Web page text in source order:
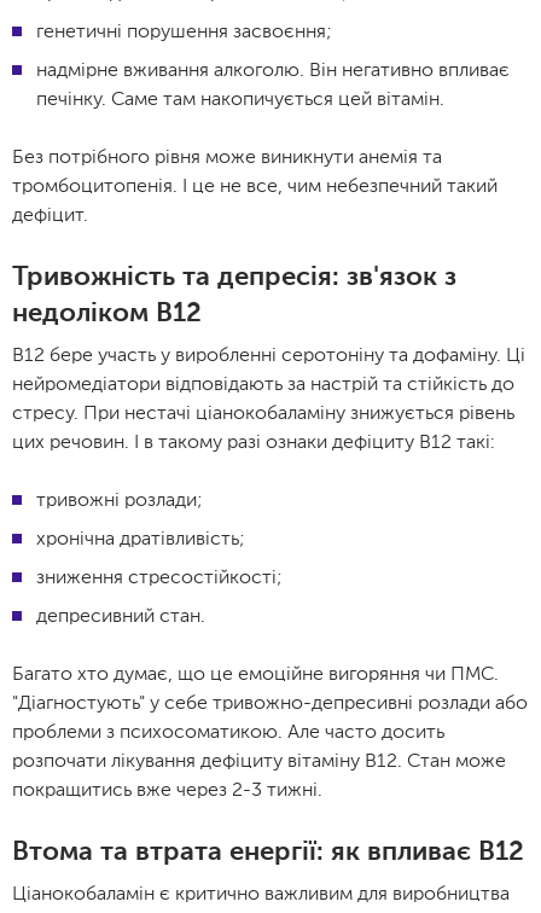
генетичні порушення засвоєння;
надмірне вживання алкоголю. Він негативно впливає
печінку. Саме там накопичується цей вітамін.
Без потрібного рівня може виникнути анемія та
тромбоцитопенія. І це не все, чим небезпечний такий
дефіцит.
Тривожність та депресія: зв'язок з
недоліком B12
B12 бере участь у виробленні серотоніну та дофаміну. Ці
нейромедіатори відповідають за настрій та стійкість до
стресу. При нестачі ціанокобаламіну знижується рівень
цих речовин. І в такому разі ознаки дефіциту В12 такі:
тривожні розлади;
хронічна дратівливість;
зниження стресостійкості;
депресивний стан.
Багато хто думає, що це емоційне вигоряння чи ПМС.
"Діагностують" у себе тривожно-депресивні розлади або
проблеми з психосоматикою. Але часто досить
розпочати лікування дефіциту вітаміну В12. Стан може
покращитись вже через 2-3 тижні.
Втома та втрата енергії: як впливає B12
Ціанокобаламін є критично важливим для виробництва